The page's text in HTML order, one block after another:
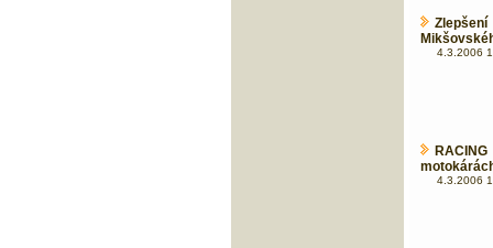
4.3.2006
4.3.2006